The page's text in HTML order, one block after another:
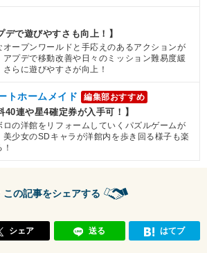
デで遊びやすさも向上！】
オープンワールドと手応えのあるアクションが
アプデで移動改善や日々のミッション難易度緩
さらに遊びやすさが向上！
トホームメイド 編集部おすすめ
40連や星4確定券が入手可！】
ロの洋館をリフォームしていくパズルゲームが
美少女のSDキャラが洋館内を歩き回る様子も楽
この記事をシェアする
シェア 送る はてブ